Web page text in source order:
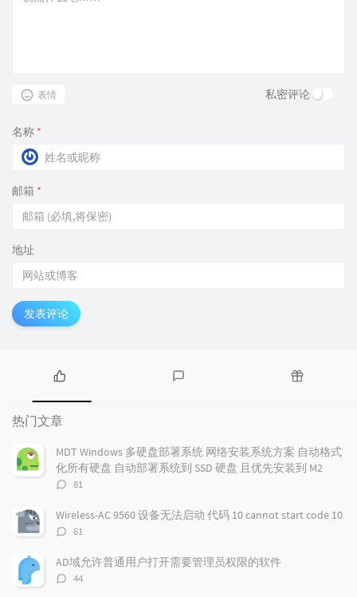
表情 私密评论
名称 *
邮箱 *
地址
发表评论
热
门
文
章
论
章
热门文章
MDT Windows 多硬盘部署系统 网络安装系统方案 自动格式
化所有硬盘 自动部署系统到 SSD 硬盘 且优先安装到 M2
评
数：
81
Wireless-AC 9560 设备无法启动 代码 10 cannot start code 10
评
数：
61
AD域允许普通用户打开需要管理员权限的软件
评
44